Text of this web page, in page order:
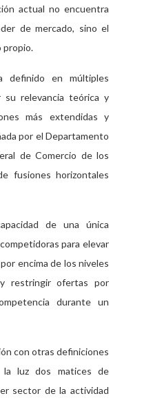
actual no encuentra
de mercado, sino el
propio.
definido en múltiples
su relevancia teórica y
más extendidas y
por el Departamento
de Comercio de los
fusiones horizontales
de una única
para elevar
encima de los niveles
restringir ofertas por
durante un
con otras definiciones
luz dos matices de
sector de la actividad